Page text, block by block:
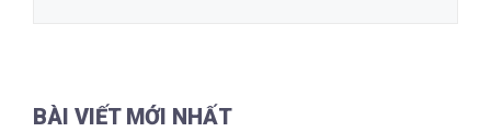
BÀI VIẾT MỚI NHẤT